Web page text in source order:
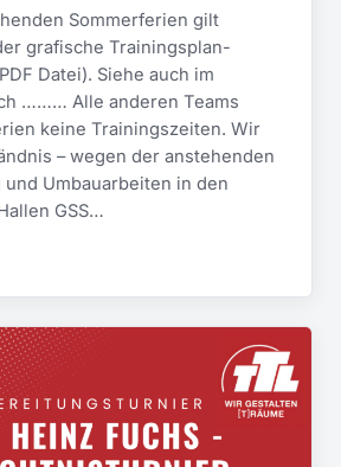
Sommerferien gilt
grafische Trainingsplan-
Datei). Siehe auch im
……… Alle anderen Teams
keine Trainingszeiten. Wir
– wegen der anstehenden
Umbauarbeiten in den
GSS…